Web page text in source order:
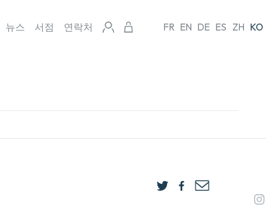
뉴스 서점 연락처 FR EN DE ES ZH KO